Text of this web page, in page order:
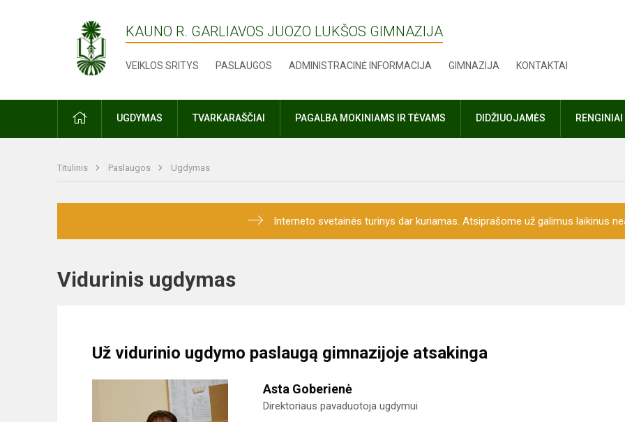
KAUNO R. GARLIAVOS JUOZO LUKŠOS GIMNAZIJA
VEIKLOS SRITYS PASLAUGOS ADMINISTRACINĖ INFORMACIJA GIMNAZIJA KONTAKTAI
PRADŽIAUGDYMAS TVARKARAŠČIAI PAGALBA MOKINIAMS IR TĖVAMS DIDŽIUOJAMĖS RENGINIAI
Titulinis Paslaugos Ugdymas
Interneto svetainės turinys dar kuriamas. Atsiprašome už galimus laikinus
Vidurinis ugdymas
Už vidurinio ugdymo paslaugą gimnazijoje atsakinga
Asta Goberienė
Direktoriaus pavaduotoja ugdymui